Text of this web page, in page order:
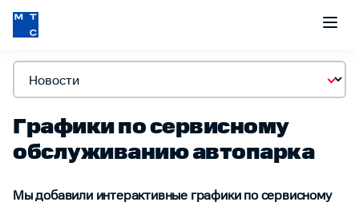
Графики по сервисному
обслуживанию автопарка
Мы добавили интерактивные графики по сервисному